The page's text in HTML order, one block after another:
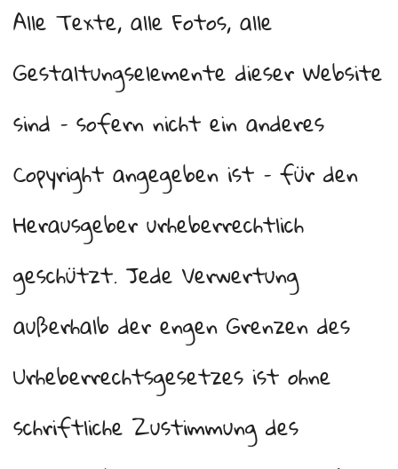
Alle Texte, alle Fotos, alle
Gestaltungselemente dieser Website
sind – sofern nicht ein anderes
Copyright angegeben ist – für den
Herausgeber urheberrechtlich
geschützt. Jede Verwertung
außerhalb der engen Grenzen des
Urheberrechtsgesetzes ist ohne
schriftliche Zustimmung des